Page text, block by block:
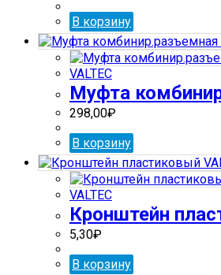
В корзину
VALTEC
Муфта
298,00₽
В корзину
VALTEC
Кронштейн
5,30₽
В корзину